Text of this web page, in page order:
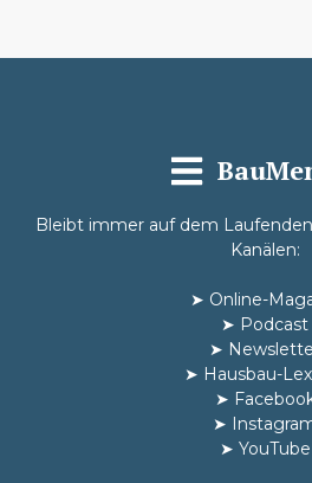
Bleibt immer auf dem
Kanälen:
➤ Online-
➤ Podcast
➤
➤ Hausbau-
➤
➤
➤ YouTube